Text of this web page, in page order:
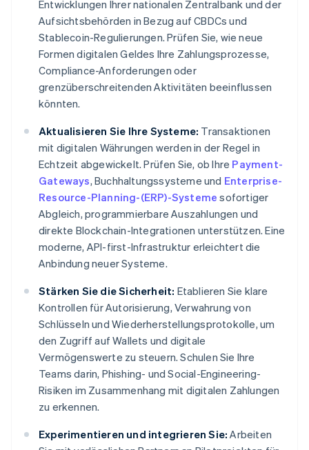
Entwicklungen Ihrer nationalen Zentralbank und der
Aufsichtsbehörden in Bezug auf CBDCs und
Stablecoin-Regulierungen. Prüfen Sie, wie neue
Formen digitalen Geldes Ihre Zahlungsprozesse,
Compliance-Anforderungen oder
grenzüberschreitenden Aktivitäten beeinflussen
könnten.
Aktualisieren Sie Ihre Systeme: Transaktionen
mit digitalen Währungen werden in der Regel in
Echtzeit abgewickelt. Prüfen Sie, ob Ihre Payment-
Gateways, Buchhaltungssysteme und Enterprise-
Resource-Planning-(ERP)-Systeme sofortiger
Abgleich, programmierbare Auszahlungen und
direkte Blockchain-Integrationen unterstützen. Eine
moderne, API-first-Infrastruktur erleichtert die
Anbindung neuer Systeme.
Stärken Sie die Sicherheit: Etablieren Sie klare
Kontrollen für Autorisierung, Verwahrung von
Schlüsseln und Wiederherstellungsprotokolle, um
den Zugriff auf Wallets und digitale
Vermögenswerte zu steuern. Schulen Sie Ihre
Teams darin, Phishing- und Social-Engineering-
Risiken im Zusammenhang mit digitalen Zahlungen
zu erkennen.
Experimentieren und integrieren Sie: Arbeiten